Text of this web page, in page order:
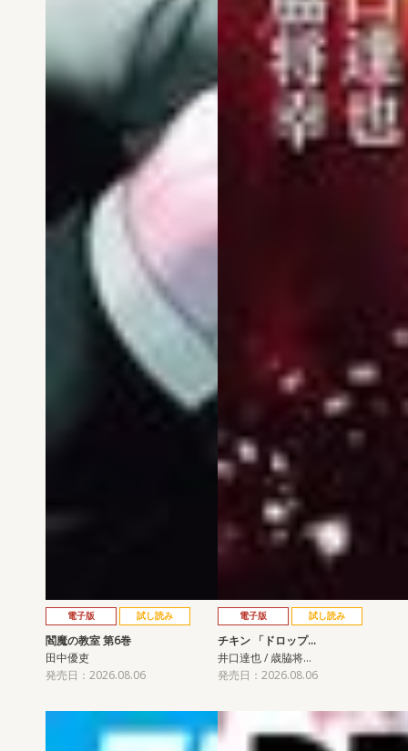
電子版 試し読み
閻魔の教室 第6巻
田中優吏
発売日：2026.08.06
電子版 試し読み
チキン 「ドロップ…
井口達也 / 歳脇将…
発売日：2026.08.06